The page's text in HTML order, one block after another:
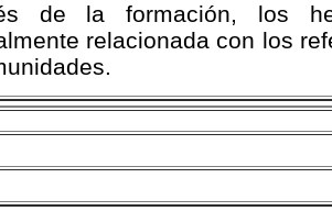
de la formación, los
relacionada con los